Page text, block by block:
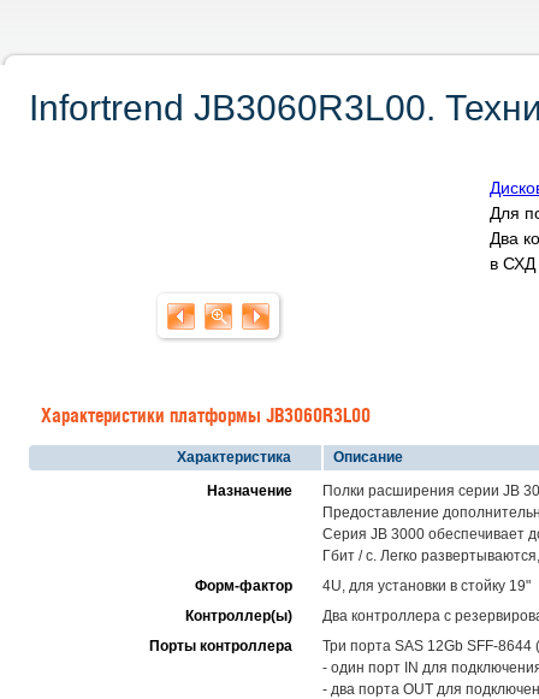
Infortrend JB3060R3L00.
Для
Два
в СХД
Характеристики платформы JB3060R3L00
Характеристика
Описание
Назначение
Полки расширения серии JB
Предоставление
Серия JB 3000 обеспечивает
Гбит / с. Легко
Форм-фактор
4U, для установки в стойку 19"
Контроллер(ы)
Два контроллера с
Порты контроллера
Три порта SAS 12Gb SFF-8644
- один порт IN для
- два порта OUT для